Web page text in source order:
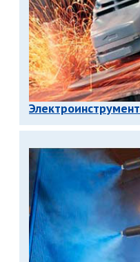
Электроинструмент